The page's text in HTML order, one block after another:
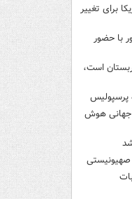
برای تغییر
با حضور
است،
پرسپولیس
جهانی هوش
صهیونیستی